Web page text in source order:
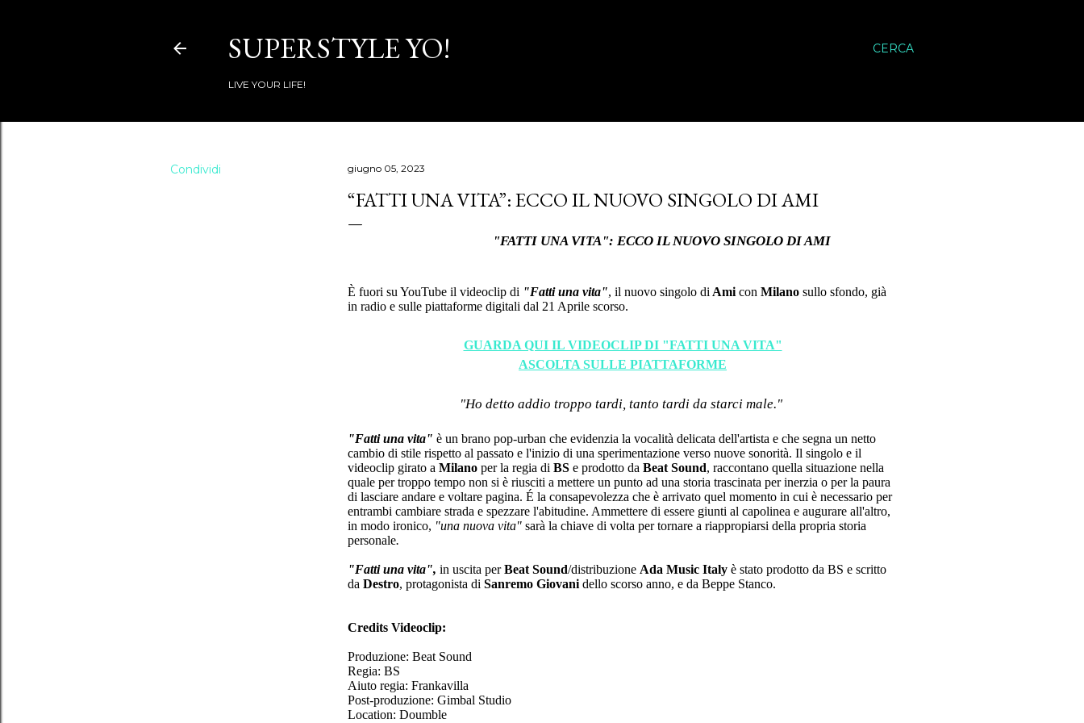
CERCA
SUPERSTYLE YO!
LIVE YOUR LIFE!
Condividi giugno 05, 2023
“FATTI UNA VITA”: ECCO IL NUOVO SINGOLO DI AMI
"FATTI UNA VITA": ECCO IL NUOVO SINGOLO DI AMI
È fuori su YouTube il videoclip di "Fatti una vita", il nuovo singolo di Ami con Milano sullo sfondo, già
in radio e sulle piattaforme digitali dal 21 Aprile scorso.
GUARDA QUI IL VIDEOCLIP DI "FATTI UNA VITA"
ASCOLTA SULLE PIATTAFORME
"Ho detto addio troppo tardi, tanto tardi da starci male."
"Fatti una vita" è un brano pop-urban che evidenzia la vocalità delicata dell'artista e che segna un netto
cambio di stile rispetto al passato e l'inizio di una sperimentazione verso nuove sonorità. Il singolo e il
videoclip girato a Milano per la regia di BS e prodotto da Beat Sound, raccontano quella situazione nella
quale per troppo tempo non si è riusciti a mettere un punto ad una storia trascinata per inerzia o per la paura
di lasciare andare e voltare pagina. É la consapevolezza che è arrivato quel momento in cui è necessario per
entrambi cambiare strada e spezzare l'abitudine. Ammettere di essere giunti al capolinea e augurare all'altro,
in modo ironico, "una nuova vita" sarà la chiave di volta per tornare a riappropiarsi della propria storia
personale.
"Fatti una vita", in uscita perBeat Sound/distribuzione Ada Music Italy è stato prodotto da BS e scritto
da Destro, protagonista di Sanremo Giovani dello scorso anno, e da Beppe Stanco.
Credits Videoclip:
Produzione: Beat Sound
Regia: BS
Aiuto regia: Frankavilla
Post-produzione: Gimbal Studio
Location: Doumble